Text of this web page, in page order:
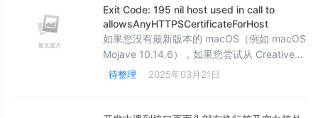
timestamp=none --all-architectures --dee
Exit Code: 195 nil host used in call to
allowsAnyHTTPSCertificateForHost
如果您没有最新版本的 macOS（例如 macOS
Mojave 10.14.6），如果您尝试从 Creative
Cloud 下载最新版本的应用程序（例如 Adob​​e
待整理 2025年03月21日